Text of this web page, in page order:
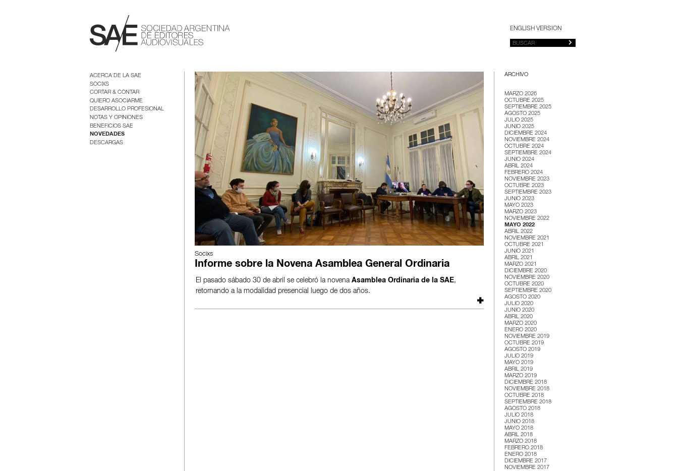
ENGLISH VERSION
ACERCA DE LA SAE
SOCIXS
CORTAR & CONTAR
QUIERO ASOCIARME
DESARROLLO PROFESIONAL
NOTAS Y OPINIONES
BENEFICIOS SAE
NOVEDADES
DESCARGAS
Socixs
Informe sobre la Novena Asamblea General Ordinaria
El pasado sábado 30 de abril se celebró la novena Asamblea Ordinaria de la SAE,
retornando a la modalidad presencial luego de dos años.
ARCHIVO
MARZO 2026
OCTUBRE 2025
SEPTIEMBRE 2025
AGOSTO 2025
JULIO 2025
JUNIO 2025
DICIEMBRE 2024
NOVIEMBRE 2024
OCTUBRE 2024
SEPTIEMBRE 2024
JUNIO 2024
ABRIL 2024
FEBRERO 2024
NOVIEMBRE 2023
OCTUBRE 2023
SEPTIEMBRE 2023
JUNIO 2023
MAYO 2023
MARZO 2023
NOVIEMBRE 2022
MAYO 2022
ABRIL 2022
NOVIEMBRE 2021
OCTUBRE 2021
JUNIO 2021
ABRIL 2021
MARZO 2021
DICIEMBRE 2020
NOVIEMBRE 2020
OCTUBRE 2020
SEPTIEMBRE 2020
AGOSTO 2020
JULIO 2020
JUNIO 2020
ABRIL 2020
MARZO 2020
ENERO 2020
NOVIEMBRE 2019
OCTUBRE 2019
AGOSTO 2019
JULIO 2019
MAYO 2019
ABRIL 2019
MARZO 2019
DICIEMBRE 2018
NOVIEMBRE 2018
OCTUBRE 2018
SEPTIEMBRE 2018
AGOSTO 2018
JULIO 2018
JUNIO 2018
MAYO 2018
ABRIL 2018
MARZO 2018
FEBRERO 2018
ENERO 2018
DICIEMBRE 2017
NOVIEMBRE 2017